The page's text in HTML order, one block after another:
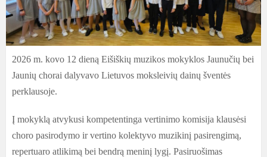
2026 m. kovo 12 dieną Eišiškių muzikos mokyklos Jaunučių bei
Jaunių chorai dalyvavo Lietuvos moksleivių dainų šventės
perklausoje.
Į mokyklą atvykusi kompetentinga vertinimo komisija klausėsi
choro pasirodymo ir vertino kolektyvo muzikinį pasirengimą,
repertuaro atlikimą bei bendrą meninį lygį. Pasiruošimas